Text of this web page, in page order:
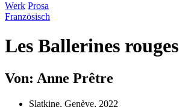
Werk Prosa
Französisch
Les Ballerines rouges
Von: Anne Prêtre
Slatkine, Genève, 2022